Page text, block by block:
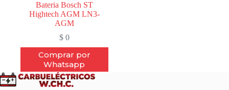
Bateria Bosch ST
Hightech AGM LN3-
AGM
$0
Comprar por
Whatsapp